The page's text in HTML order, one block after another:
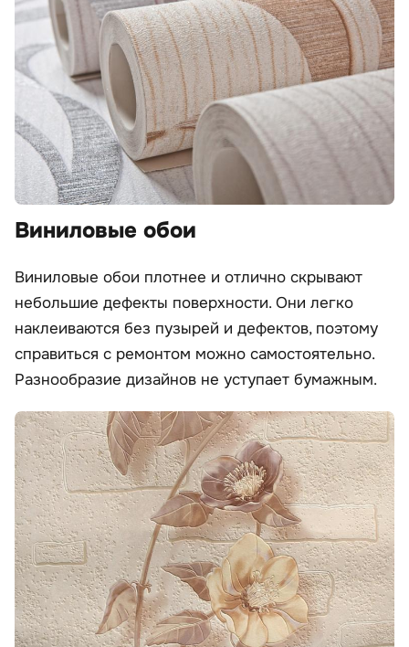
Виниловые обои
Виниловые обои плотнее и отлично скрывают
небольшие дефекты поверхности. Они легко
наклеиваются без пузырей и дефектов, поэтому
справиться с ремонтом можно самостоятельно.
Разнообразие дизайнов не уступает бумажным.